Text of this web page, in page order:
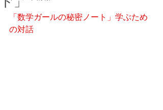
「数学ガールの秘密ノート」学ぶため
の対話